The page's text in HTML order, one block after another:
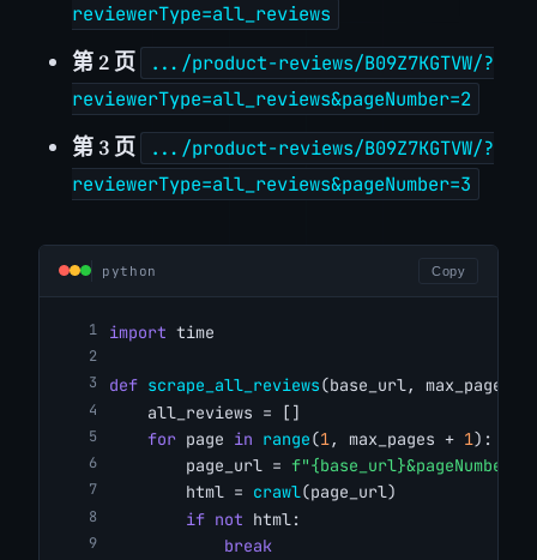
reviewerType=all_reviews
第 2 页
.../product-reviews/B09Z7KGTVW/?
reviewerType=all_reviews&pageNumber=2
第 3 页
.../product-reviews/B09Z7KGTVW/?
reviewerType=all_reviews&pageNumber=3
python Copy
import time
def scrape_all_reviews(base_url, max_pages=
    all_reviews = []
for page in range(1, max_pages + 1):
        page_url =
        html =
crawl(page_url)
if not html:
break